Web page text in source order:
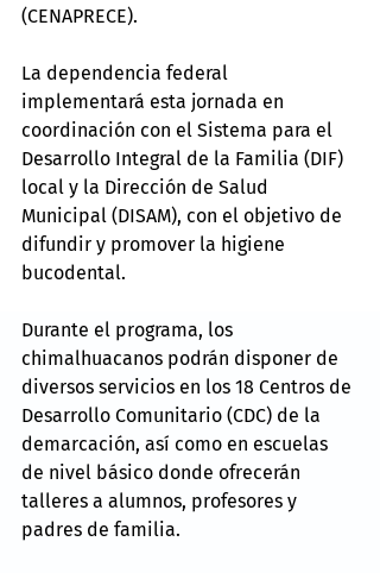
(CENAPRECE).
La dependencia federal
implementará esta jornada en
coordinación con el Sistema para el
Desarrollo Integral de la Familia (DIF)
local y la Dirección de Salud
Municipal (DISAM), con el objetivo de
difundir y promover la higiene
bucodental.
Durante el programa, los
chimalhuacanos podrán disponer de
diversos servicios en los 18 Centros de
Desarrollo Comunitario (CDC) de la
demarcación, así como en escuelas
de nivel básico donde ofrecerán
talleres a alumnos, profesores y
padres de familia.